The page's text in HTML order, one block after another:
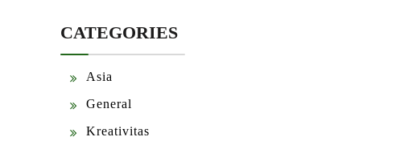
CATEGORIES
Asia
General
Kreativitas